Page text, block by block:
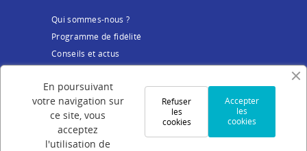
Qui sommes-nous ?
Programme de fidélité
Conseils et actus
Mentions légales
Conditions Générales de Vente
Politique de confidentialité
En poursuivant
votre navigation sur
ce site, vous
acceptez
l'utilisation de
Accepter
les
cookies
Refuser
les
cookies